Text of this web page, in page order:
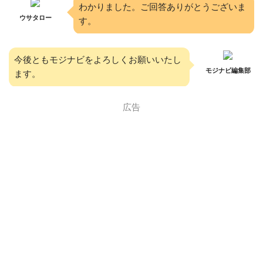
ウサタロー
わかりました。ご回答ありがとうございま
す。
今後ともモジナビをよろしくお願いいたし
ます。
モジナビ編集部
広告